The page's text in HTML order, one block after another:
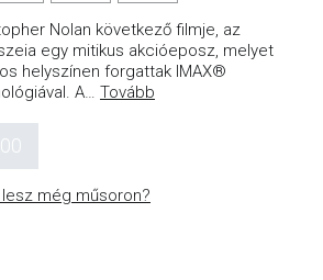
Nolan következő filmje, az
egy mitikus akcióeposz, melyet
helyszínen forgattak IMAX®
A… Tovább
lesz még műsoron?